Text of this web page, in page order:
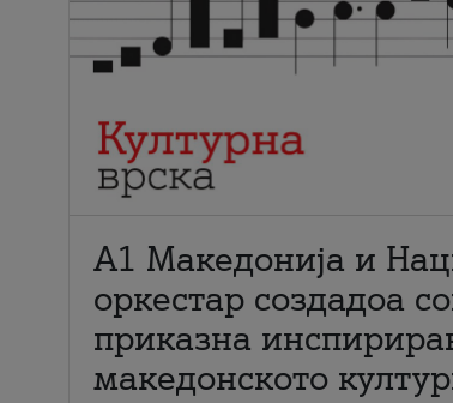
А1 Македонија и
оркестар создадоа
приказна
македонското